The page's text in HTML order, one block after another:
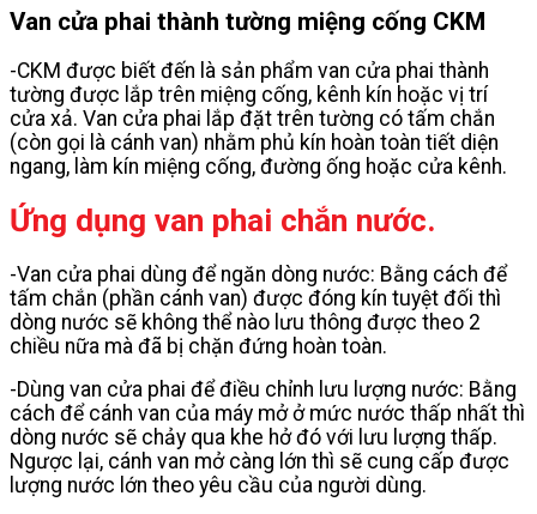
Van cửa phai thành tường miệng cống CKM
-CKM được biết đến là sản phẩm van cửa phai thành
tường được lắp trên miệng cống, kênh kín hoặc vị trí
cửa xả. Van cửa phai lắp đặt trên tường có tấm chắn
(còn gọi là cánh van) nhằm phủ kín hoàn toàn tiết diện
ngang, làm kín miệng cống, đường ống hoặc cửa kênh.
Ứng dụng van phai chắn nước.
-Van cửa phai dùng để ngăn dòng nước: Bằng cách để
tấm chắn (phần cánh van) được đóng kín tuyệt đối thì
dòng nước sẽ không thể nào lưu thông được theo 2
chiều nữa mà đã bị chặn đứng hoàn toàn.
-Dùng van cửa phai để điều chỉnh lưu lượng nước: Bằng
cách để cánh van của máy mở ở mức nước thấp nhất thì
dòng nước sẽ chảy qua khe hở đó với lưu lượng thấp.
Ngược lại, cánh van mở càng lớn thì sẽ cung cấp được
lượng nước lớn theo yêu cầu của người dùng.